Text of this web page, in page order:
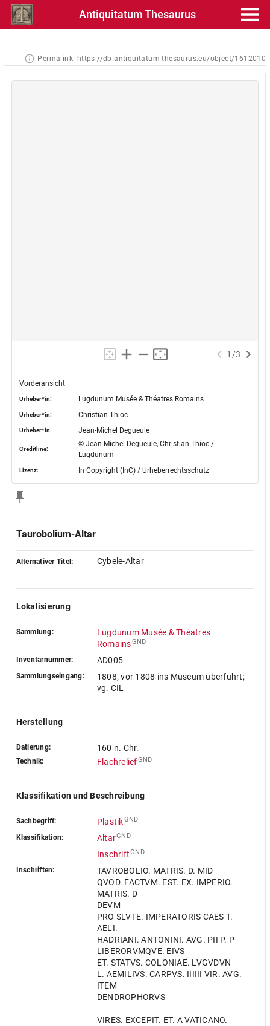
Antiquitatum Thesaurus
Permalink: https://db.antiquitatum-thesaurus.eu/object/1612010
1 /3
Vorderansicht
Urheber*in: Lugdunum Musée & Théatres Romains
Urheber*in: Christian Thioc
Urheber*in: Jean-Michel Degueule
Creditline:
© Jean-Michel Degueule, Christian Thioc /
Lugdunum
Lizenz: In Copyright (InC) / Urheberrechtsschutz
Taurobolium-Altar
Alternativer Titel: Cybele-Altar
Lokalisierung
Sammlung:
Lugdunum Musée & Théatres
RomainsGND
Inventarnummer: AD005
Sammlungseingang:
1808; vor 1808 ins Museum überführt;
vg. CIL
Herstellung
Datierung: 160 n. Chr.
Technik: FlachreliefGND
Klassifikation und Beschreibung
Sachbegriff: PlastikGND
Klassifikation: AltarGND
InschriftGND
Inschriften:
TAVROBOLIO. MATRIS. D. MID
QVOD. FACTVM. EST. EX. IMPERIO.
MATRIS. D
DEVM
PRO SLVTE. IMPERATORIS CAES T.
AELI.
HADRIANI. ANTONINI. AVG. PII P. P
LIBERORVMQVE. EIVS
ET. STATVS. COLONIAE. LVGVDVN
L. AEMILIVS. CARPVS. IIIIII VIR. AVG.
ITEM
DENDROPHORVS
VIRES. EXCEPIT. ET. A VATICANO.